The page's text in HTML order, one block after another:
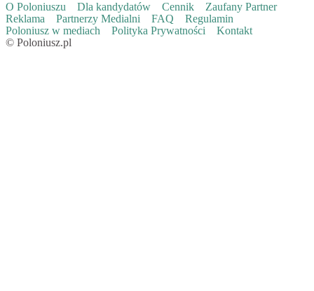
O Poloniuszu Dla kandydatów Cennik
Zaufany Partner
Reklama
Partnerzy Medialni FAQ
Regulamin
Poloniusz w mediach
Polityka Prywatności
Kontakt
© Poloniusz.pl